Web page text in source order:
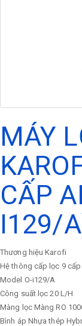
MÁY
CẤP
I129/
Thương hiệu Karofi
Hệ thông cấp lọc 9
Model O-i129/A
Công suất lọc 20 L/H
Màng lọc Màng RO
Bình áp Nhựa thép